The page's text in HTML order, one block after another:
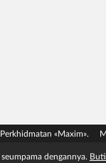
«Maxim».
dengannya.